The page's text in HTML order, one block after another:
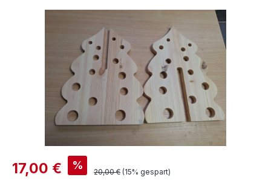
17,00 € %
20,00 € (15% gespart)